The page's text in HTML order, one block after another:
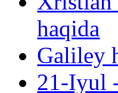
haqida
Galiley
21-Iyul